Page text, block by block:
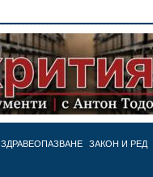
ЗДРАВЕОПАЗВАНЕ ЗАКОН И РЕД